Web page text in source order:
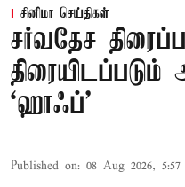
சினிமா செய்திகள்
சர்வதேச
‘ஹாஃப்’
Published on: 08 Aug 2026, 5:57